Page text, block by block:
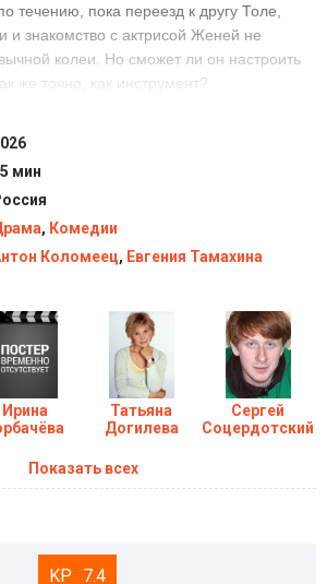
течению, пока переезд к другу Толе,
и знакомство с актрисой Женей не
колеи. Но сможет ли он настроить
же точно, как инструмент?
(2026) все серии подряд
мин
, Комедии
Коломеец, Евгения Тамахина
Ирина
Татьяна
Догилева
Сергей
Соцердотский
Показать всех
7.4